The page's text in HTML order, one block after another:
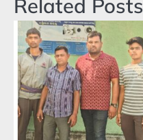
Related Posts